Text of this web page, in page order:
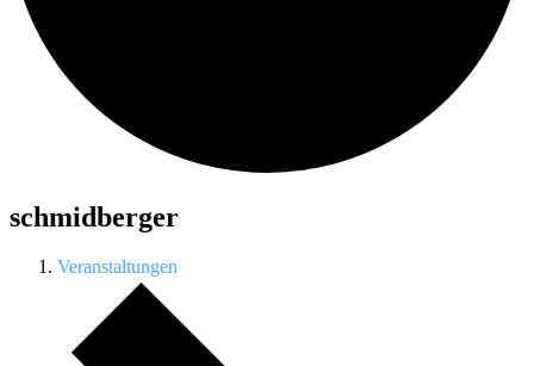
schmidberger
Veranstaltungen